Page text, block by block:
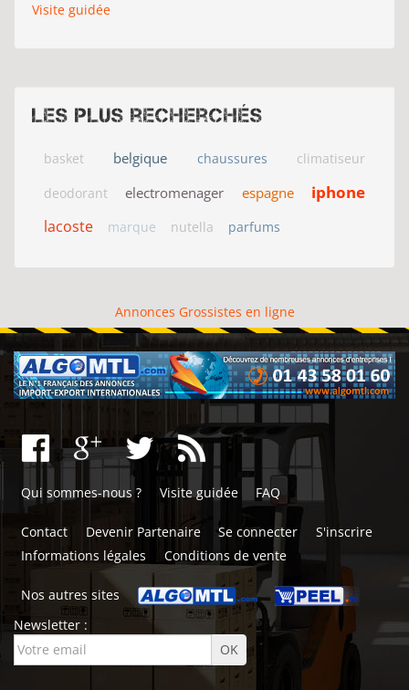
Visite guidée
Les plus recherchés
basket belgique chaussures
climatiseur
deodorant
electromenager espagne iphone
lacoste marque nutella parfums
Annonces Grossistes en ligne
Qui sommes-nous ? Visite guidée FAQ
Contact Devenir Partenaire Se connecter
S'inscrire
Informations légales
Conditions de vente
Nos autres sites
Newsletter :